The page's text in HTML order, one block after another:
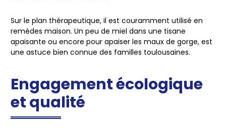
Sur le plan thérapeutique, il est couramment utilisé en
remèdes maison. Un peu de miel dans une tisane
apaisante ou encore pour apaiser les maux de gorge, est
une astuce bien connue des familles toulousaines.
Engagement écologique
et qualité